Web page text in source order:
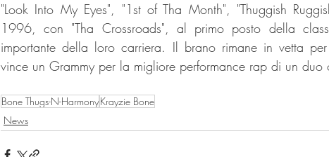
"Look Into My Eyes", "1st of Tha Month", "Thuggish
1996, con "Tha Crossroads", al primo posto della
importante della loro carriera. Il brano rimane in vetta
vince un Grammy per la migliore performance rap di un duo
Bone Thugs-N-HarmonyKrayzie Bone
News